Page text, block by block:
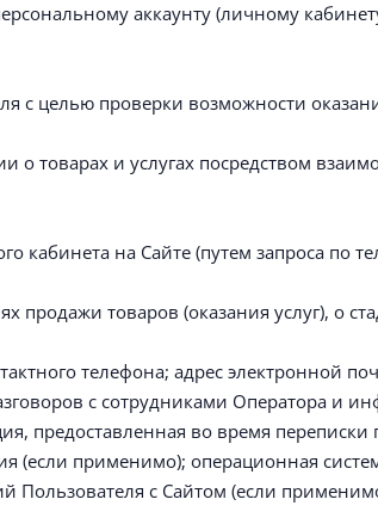
аккаунту (личному
с целью проверки возможности
товарах и услугах посредством
кабинета на Сайте (путем запроса по
товаров (оказания услуг), о
телефона; адрес электронной
с сотрудниками Оператора и
предоставленная во время
(если применимо); операционная
Пользователя с Сайтом (если